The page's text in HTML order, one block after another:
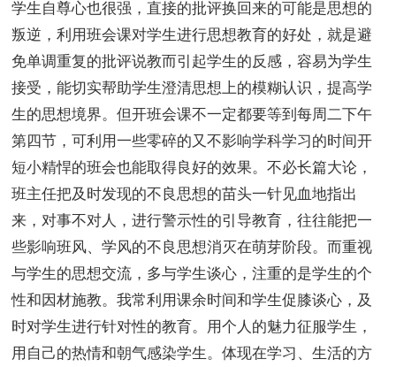
学生自尊心也很强，直接的批评换回来的可能是思想的
叛逆，利用班会课对学生进行思想教育的好处，就是避
免单调重复的批评说教而引起学生的反感，容易为学生
接受，能切实帮助学生澄清思想上的模糊认识，提高学
生的思想境界。但开班会课不一定都要等到每周二下午
第四节，可利用一些零碎的又不影响学科学习的时间开
短小精悍的班会也能取得良好的效果。不必长篇大论，
班主任把及时发现的不良思想的苗头一针见血地指出
来，对事不对人，进行警示性的引导教育，往往能把一
些影响班风、学风的不良思想消灭在萌芽阶段。而重视
与学生的思想交流，多与学生谈心，注重的是学生的个
性和因材施教。我常利用课余时间和学生促膝谈心，及
时对学生进行针对性的教育。用个人的魅力征服学生，
用自己的热情和朝气感染学生。体现在学习、生活的方